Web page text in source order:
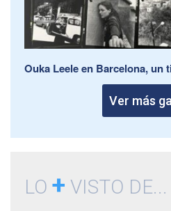
Ouka Leele en Barcelona, un
Ver más
LO + VISTO DE...